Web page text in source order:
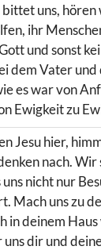
uns, hören
ihr
und sonst
dem Vater und
es war von
Ewigkeit zu
Jesu hier,
nach. Wir
uns nicht nur
Mach uns zu
in deinem
uns dir und